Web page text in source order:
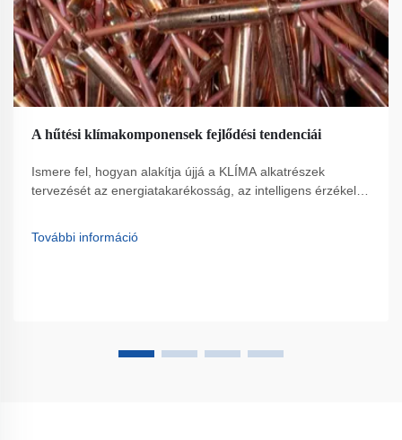
A hűtési klímakomponensek fejlődési tendenciái
Ismere fel, hogyan alakítja újjá a KLÍMA alkatrészek
tervezését az energiatakarékosság, az intelligens érzékelők
További információ